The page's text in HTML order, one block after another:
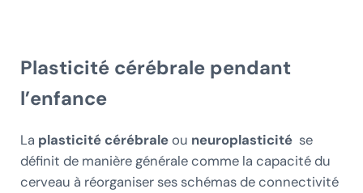
Plasticité cérébrale pendant
l’enfance
La plasticité cérébraleou neuroplasticité se
définit de manière générale comme la capacité du
cerveau à réorganiser ses schémas de connectivité